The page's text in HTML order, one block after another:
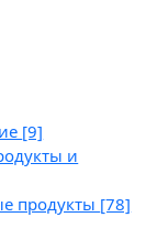
[9]
и
продукты [78]